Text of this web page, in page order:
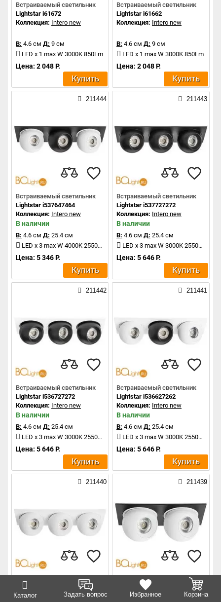
Каталог Задать вопрос Избранное Корзина
Встраиваемый светильник
Lightstar i61672
Коллекция: Intero new
В: 4.6 см Д: 9 см
LED x 1 max W 3000K 850Lm
Цена: 2 048 Р.
Купить
Встраиваемый светильник
Lightstar i61662
Коллекция: Intero new
В: 4.6 см Д: 9 см
LED x 1 max W 3000K 850Lm
Цена: 2 048 Р.
Купить
211444
Встраиваемый светильник
Lightstar i537647464
Коллекция: Intero new
В наличии
В: 4.6 см Д: 25.4 см
LED x 3 max W 4000K 2550Lm
Цена: 5 346 Р.
Купить
211443
Встраиваемый светильник
Lightstar i537727272
Коллекция: Intero new
В наличии
В: 4.6 см Д: 25.4 см
LED x 3 max W 3000K 2550Lm
Цена: 5 646 Р.
Купить
211442
Встраиваемый светильник
Lightstar i536727272
Коллекция: Intero new
В наличии
В: 4.6 см Д: 25.4 см
LED x 3 max W 3000K 2550Lm
Цена: 5 646 Р.
Купить
211441
Встраиваемый светильник
Lightstar i536627262
Коллекция: Intero new
В наличии
В: 4.6 см Д: 25.4 см
LED x 3 max W 3000K 2550Lm
Цена: 5 646 Р.
Купить
211440
Встраиваемый светильник
Lightstar i536626262
Коллекция:
Intero new
211439
Встраиваемый светильник
Lightstar i5276464
Коллекция:Intero new